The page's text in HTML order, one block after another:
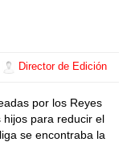
Director de Edición
por los Reyes
hijos para reducir el
se encontraba la